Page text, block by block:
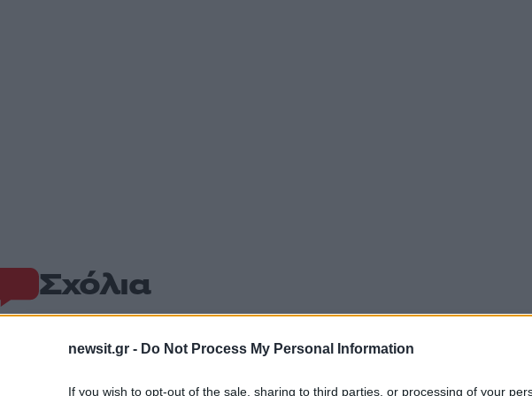
newsit.gr - Do Not Process My Personal Information
If you wish to opt-out of the sale, sharing to third parties, or processing of your
Σχόλια